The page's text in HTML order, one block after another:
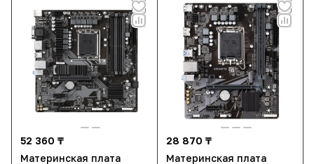
52 360 ₸
Материнская плата
28 870 ₸
Материнская плата